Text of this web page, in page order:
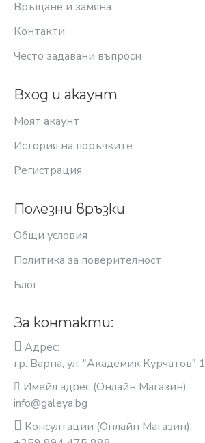
Връщане и замяна
Контакти
Често задавани въпроси
Вход и акаунт
Моят акаунт
История на поръчките
Регистрация
Полезни връзки
Общи условия
Политика за поверителност
Блог
За контакти:
Адрес:
гр. Варна, ул. "Академик Курчатов" 1
Имейл адрес (Онлайн Магазин):
info@galeya.bg
Консултации (Онлайн Магазин):